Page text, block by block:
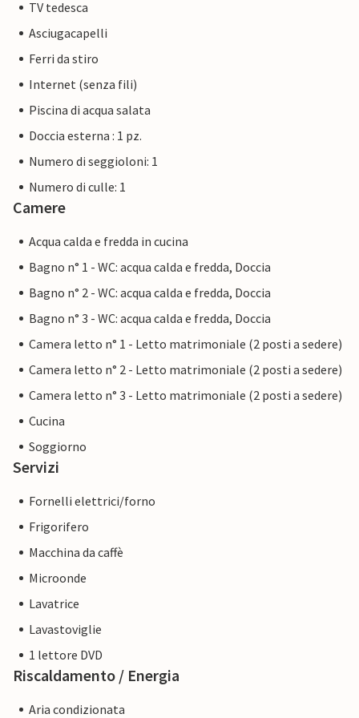
non essere applicabile. Tuttavia, potete essere certi che vi
forniremo lo stesso livello di servizio al cliente e che il
vostro soggiorno non sarà diverso da quello di un alloggio
TV tedesca
Asciugacapelli
Ferri da stiro
Internet (senza fili)
Piscina di acqua salata
Doccia esterna : 1 pz.
Numero di seggioloni: 1
Numero di culle: 1
Camere
Acqua calda e fredda in cucina
Bagno n° 1 - WC: acqua calda e fredda, Doccia
Bagno n° 2 - WC: acqua calda e fredda, Doccia
Bagno n° 3 - WC: acqua calda e fredda, Doccia
Camera letto n° 1 - Letto matrimoniale (2 posti a sedere)
Camera letto n° 2 - Letto matrimoniale (2 posti a sedere)
Camera letto n° 3 - Letto matrimoniale (2 posti a sedere)
Cucina
Soggiorno
Servizi
Fornelli elettrici/forno
Frigorifero
Macchina da caffè
Microonde
Lavatrice
Lavastoviglie
1 lettore DVD
Riscaldamento / Energia
Aria condizionata